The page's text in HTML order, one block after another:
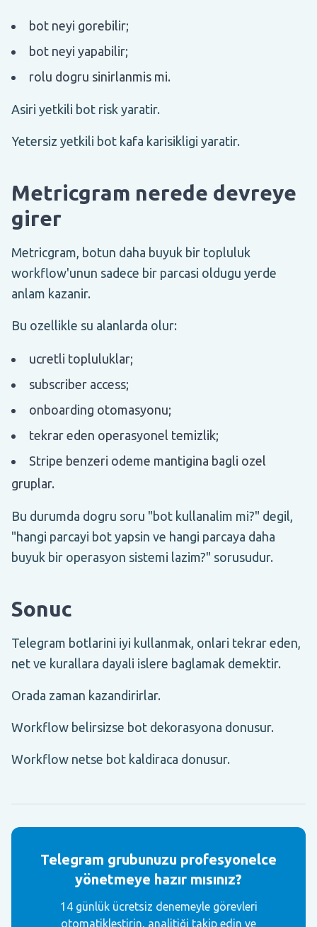
bot neyi gorebilir;
bot neyi yapabilir;
rolu dogru sinirlanmis mi.
Asiri yetkili bot risk yaratir.
Yetersiz yetkili bot kafa karisikligi yaratir.
Metricgram nerede devreye
girer
Metricgram, botun daha buyuk bir topluluk
workflow'unun sadece bir parcasi oldugu yerde
anlam kazanir.
Bu ozellikle su alanlarda olur:
ucretli topluluklar;
subscriber access;
onboarding otomasyonu;
tekrar eden operasyonel temizlik;
Stripe benzeri odeme mantigina bagli ozel
gruplar.
Bu durumda dogru soru "bot kullanalim mi?" degil,
"hangi parcayi bot yapsin ve hangi parcaya daha
buyuk bir operasyon sistemi lazim?" sorusudur.
Sonuc
Telegram botlarini iyi kullanmak, onlari tekrar eden,
net ve kurallara dayali islere baglamak demektir.
Orada zaman kazandirirlar.
Workflow belirsizse bot dekorasyona donusur.
Workflow netse bot kaldiraca donusur.
Telegram grubunuzu profesyonelce
yönetmeye hazır mısınız?
14 günlük ücretsiz denemeyle görevleri
otomatikleştirin, analitiği takip edin ve